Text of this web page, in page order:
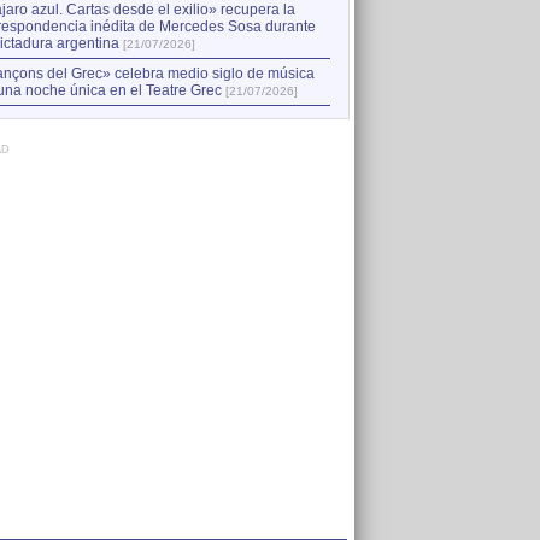
azul. Cartas desde el exilio» recupera la
inédita de Mercedes Sosa durante
argentina [21/07/2026]
del Grec» celebra medio siglo de música
noche única en el Teatre Grec [21/07/2026]